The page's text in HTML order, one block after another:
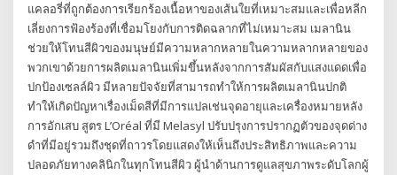
แคลอรี่ที่ถูกต้องการเรียกร้องเนื้อหาของเส้นใยที่เหมาะสมและเพื่อหลีก
เลี่ยงการฟ้องร้องที่เชื่อมโยงกับการติดฉลากที่ไม่เหมาะสม เมลานิน
ช่วยให้โทนสีผิวของมนุษย์มีความหลากหลายในความหลากหลายของ
พวกเขาด้วยการผลิตเมลานินเพิ่มขึ้นหลังจากการสัมผัสกับแสงแดดเพื่อ
ปกป้องเซลล์ผิว มีหลายปัจจัยที่สามารถทำให้การผลิตเมลานินปกติ
ทำให้เกิดปัญหาเรื่องเม็ดสีที่มีการแปลเช่นจุดอายุและเครื่องหมายหลัง
การอักเสบ สูตร L’Oréal ที่มี Melasyl ปรับปรุงการปรากฏตัวของจุดด่าง
ดำที่มีอยู่รวมถึงชุดที่ถาวรโดยแสดงให้เห็นถึงประสิทธิภาพและความ
ปลอดภัยทางคลินิกในทุกโทนสีผิว ผู้นำด้านการดูแลสุขภาพระดับโลกผู้